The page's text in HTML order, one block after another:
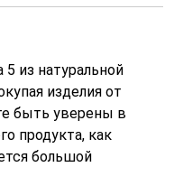
из натуральной
изделия от
быть уверены в
продукта, как
большой